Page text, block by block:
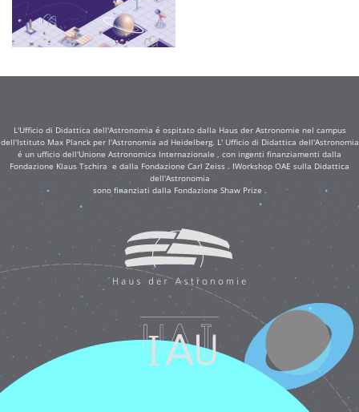
L'Ufficio di Didattica dell'Astronomia é ospitato dalla Haus der Astronomie nel campus
dell'Istituto Max Planck per l'Astronomia ad Heidelberg. L' Ufficio di Didattica dell'Astronomia
é un ufficio dell'Unione Astronomica Internazionale , con ingenti finanziamenti dalla
Fondazione Klaus Tschira e dalla Fondazione Carl Zeiss . IWorkshop OAE sulla Didattica
dell'Astronomia
sono finanziati dalla Fondazione Shaw Prize .